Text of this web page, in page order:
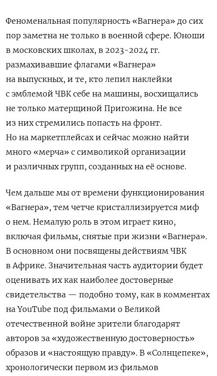
Феноменальная популярность «Вагнера» до сих
пор заметна не только в военной сфере. Юноши
в московских школах, в 2023-2024 гг.
размахивавшие флагами «Вагнера»
на выпускных, и те, кто лепил наклейки
с эмблемой ЧВК себе на машины, восхищались
не только матерщиной Пригожина. Не все
из них стремились попасть на фронт.
Но на маркетплейсах и сейчас можно найти
много «мерча» с символикой организации
и различных групп, созданных на её основе.
Чем дальше мы от времени функционирования
«Вагнера», тем четче кристаллизируется миф
о нем. Немалую роль в этом играет кино,
включая фильмы, снятые при жизни «Вагнера».
В основном они посвящены действиям ЧВК
в Африке. Значительная часть аудитории будет
оценивать их как наиболее достоверные
свидетельства — подобно тому, как в комментах
на YouTube под фильмами о Великой
отечественной войне зрители благодарят
авторов за «художественную достоверность»
образов и «настоящую правду». В «Солнцепеке»,
хронологически первом из фильмов